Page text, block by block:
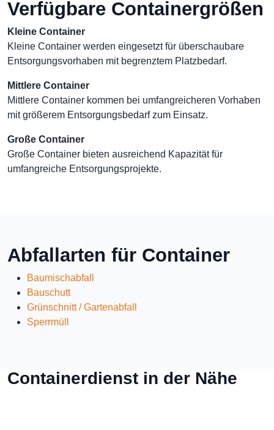
Verfügbare Containergrößen
Kleine Container
Kleine Container werden eingesetzt für überschaubare
Entsorgungsvorhaben mit begrenztem Platzbedarf.
Mittlere Container
Mittlere Container kommen bei umfangreicheren Vorhaben
mit größerem Entsorgungsbedarf zum Einsatz.
Große Container
Große Container bieten ausreichend Kapazität für
umfangreiche Entsorgungsprojekte.
Abfallarten für Container
Baumischabfall
Bauschutt
Grünschnitt / Gartenabfall
Sperrmüll
Containerdienst in der Nähe